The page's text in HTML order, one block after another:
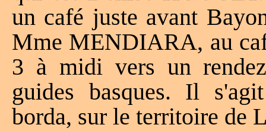
un café juste avant
Mme MENDIARA, au
3 à midi vers un
guides basques. Il
borda, sur le territoire de